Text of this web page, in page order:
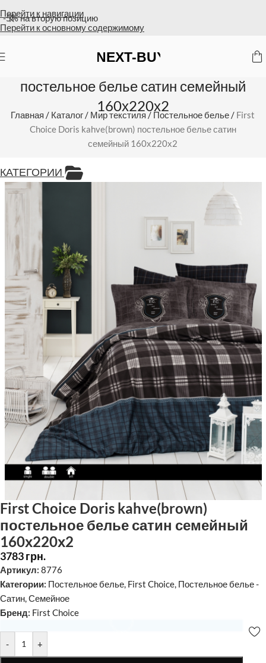
Перейти к навигации
Перейти к основному содержимому
Оплата на счет = бесплатная доставка
First Choice Doris kahve(brown)
постельное белье сатин семейный
160х220х2
Главная / Каталог/ Мир текстиля / Постельное белье/ First
Choice Doris kahve(brown) постельное белье сатин
семейный 160х220х2
КАТЕГОРИИ
First Choice Doris kahve(brown)
постельное белье сатин семейный
160х220х2
3783грн.
Артикул: 8776
Категории: Постельное белье, First Choice, Постельное белье -
Сатин,Семейное
Бренд: First Choice
Доступна опция индивидуального пошива
резинки
- +